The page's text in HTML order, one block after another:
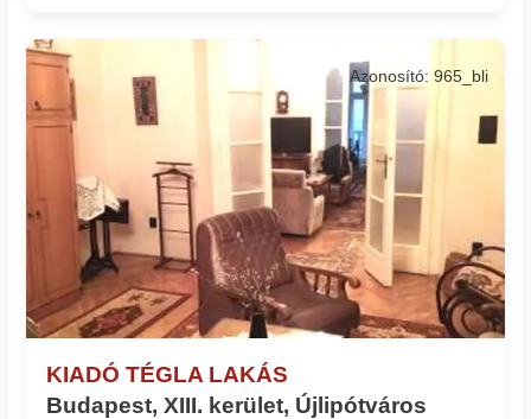
KIADÓ TÉGLA LAKÁS
Budapest, XIII. kerület, Újlipótváros
Azonosító: 965_bli